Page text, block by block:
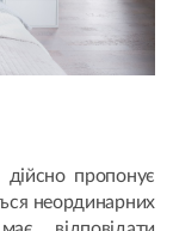
пропонує
неординарних